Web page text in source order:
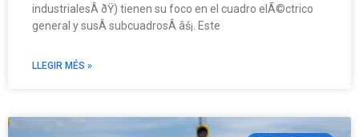
industrialesÂ ðŸ­) tienen su foco en el cuadro elÃ©ctrico
general y susÂ subcuadrosÂ âš¡. Este
LLEGIR MÉS »